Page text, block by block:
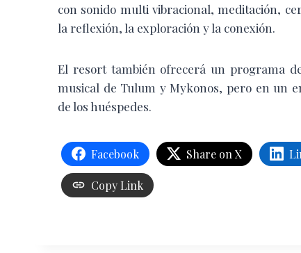
con sonido multi vibracional, meditación,
la reflexión, la exploración y la conexión.
El resort también ofrecerá un programa
musical de Tulum y Mykonos, pero en un
de los huéspedes.
Facebook Share on X
Copy Link